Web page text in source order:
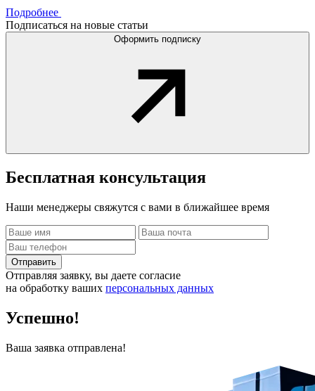
Подробнее
Подписаться на новые статьи
Оформить подписку
Бесплатная консультация
Наши менеджеры свяжутся с вами в ближайшее время
Отправить
Отправляя заявку, вы даете согласие
на обработку ваших персональных данных
Успешно!
Ваша заявка отправлена!